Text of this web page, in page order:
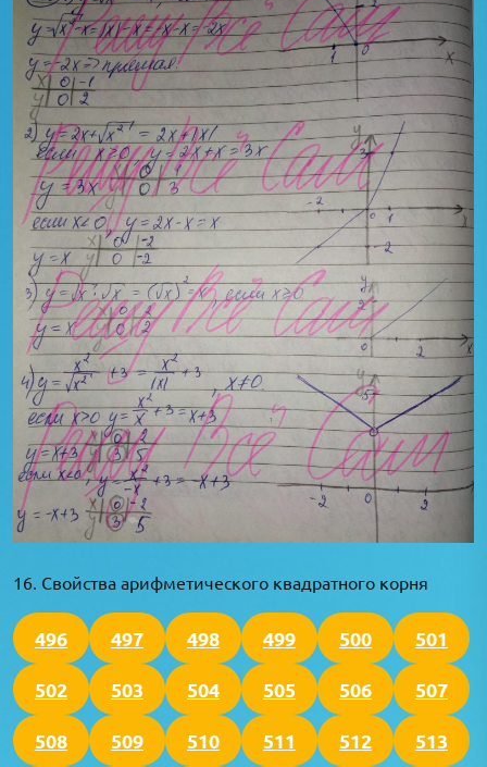
16. Свойства арифметического квадратного корня
496 497 498 499 500 501
502 503 504 505 506 507
508 509 510 511 512 513